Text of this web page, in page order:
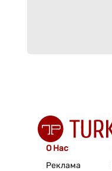
О Нас
Реклама